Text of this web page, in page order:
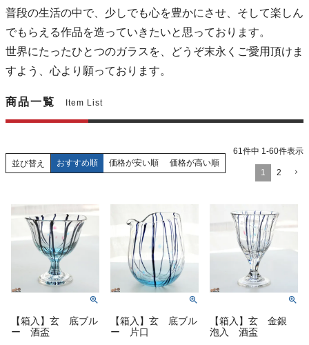
普段の生活の中で、少しでも心を豊かにさせ、そして楽しん
でもらえる作品を造っていきたいと思っております。
世界にたったひとつのガラスを、どうぞ末永くご愛用頂けま
すよう、心より願っております。
商品一覧 Item List
並び替え おすすめ順 価格が安い順 価格が高い順
61件中 1-60件表示
1 2
【箱入】玄 底ブル
ー 酒盃
【箱入】玄 底ブル
ー 片口
【箱入】玄 金銀
泡入 酒盃